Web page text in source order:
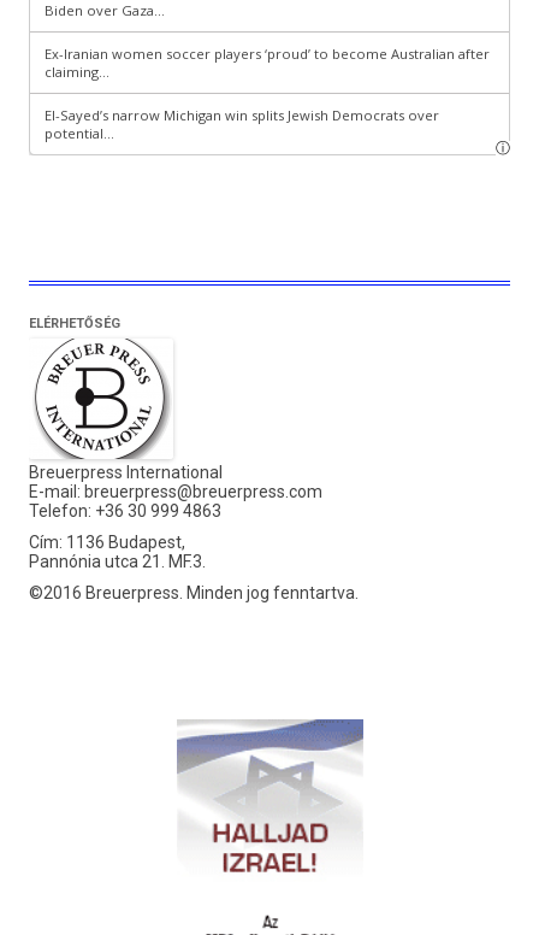
ELÉRHETŐSÉG
Breuerpress International
E-mail: breuerpress@breuerpress.com
Telefon: +36 30 999 4863
Cím: 1136 Budapest,
Pannónia utca 21. MF.3.
©2016 Breuerpress. Minden jog fenntartva.